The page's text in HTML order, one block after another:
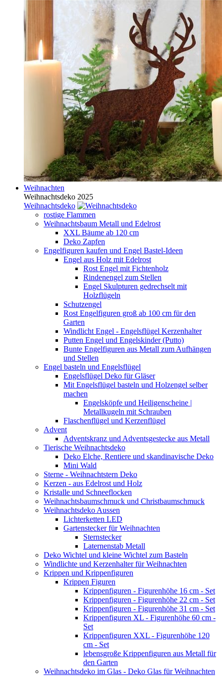
Weihnachten
Weihnachtsdeko 2025
Weihnachtsdeko
rostige Flammen
Weihnachtsbaum Metall und Edelrost
XXL Bäume ab 120 cm
Deko Zapfen
Engelfiguren kaufen und Engel Bastel-Ideen
Engel aus Holz mit Edelrost
Rost Engel mit Fichtenholz
Rindenengel zum Stellen
Engel Skulpturen gedrechselt mit
Holzflügeln
Schutzengel
Rost Engelfiguren groß ab 100 cm für den
Garten
Windlicht Engel - Engelsflügel Kerzenhalter
Putten Engel und Engelskinder (Putto)
Bunte Engelfiguren aus Metall zum Aufhängen
und Stellen
Engel basteln und Engelsflügel
Engelsflügel Deko für Gläser
Mit Engelsflügel basteln und Holzengel selber
machen
Engelsköpfe und Heiligenscheine |
Metallkugeln mit Schrauben
Flaschenflügel und Kerzenflügel
Advent
Adventskranz und Adventsgestecke aus Metall
Tierische Weihnachtsdeko
Deko Elche, Rentiere und skandinavische Deko
Mini Wald
Sterne - Weihnachtstern Deko
Kerzen - aus Edelrost und Holz
Kristalle und Schneeflocken
Weihnachtsbaumschmuck und Christbaumschmuck
Weihnachtsdeko Aussen
Lichterketten LED
Gartenstecker für Weihnachten
Sternstecker
Laternenstab Metall
Deko Wichtel und kleine Wichtel zum Basteln
Windlichte und Kerzenhalter für Weihnachten
Krippen und Krippenfiguren
Krippen Figuren
Krippenfiguren - Figurenhöhe 16 cm - Set
Krippenfiguren - Figurenhöhe 22 cm - Set
Krippenfiguren - Figurenhöhe 31 cm - Set
Krippenfiguren XL - Figurenhöhe 60 cm -
Set
Krippenfiguren XXL - Figurenhöhe 120
cm - Set
lebensgroße Krippenfiguren aus Metall für
den Garten
Weihnachtsdeko im Glas - Deko Glas für Weihnachten